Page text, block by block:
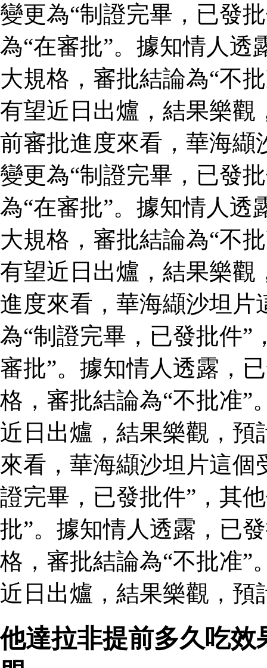
變更為“制證完畢，已發
為“在審批”。據知情人透
大規格，審批結論為“不
有望近日出爐，結果樂
前審批進度來看，華海纈
變更為“制證完畢，已發
為“在審批”。據知情人透
大規格，審批結論為“不
有望近日出爐，結果樂觀
進度來看，華海纈沙坦片
為“制證完畢，已發批件”
審批”。據知情人透露，
格，審批結論為“不批准”
近日出爐，結果樂觀，預
來看，華海纈沙坦片這個
證完畢，已發批件”，其
批”。據知情人透露，已
格，審批結論為“不批准”
近日出爐，結果樂觀，預
他達拉非提前多久吃